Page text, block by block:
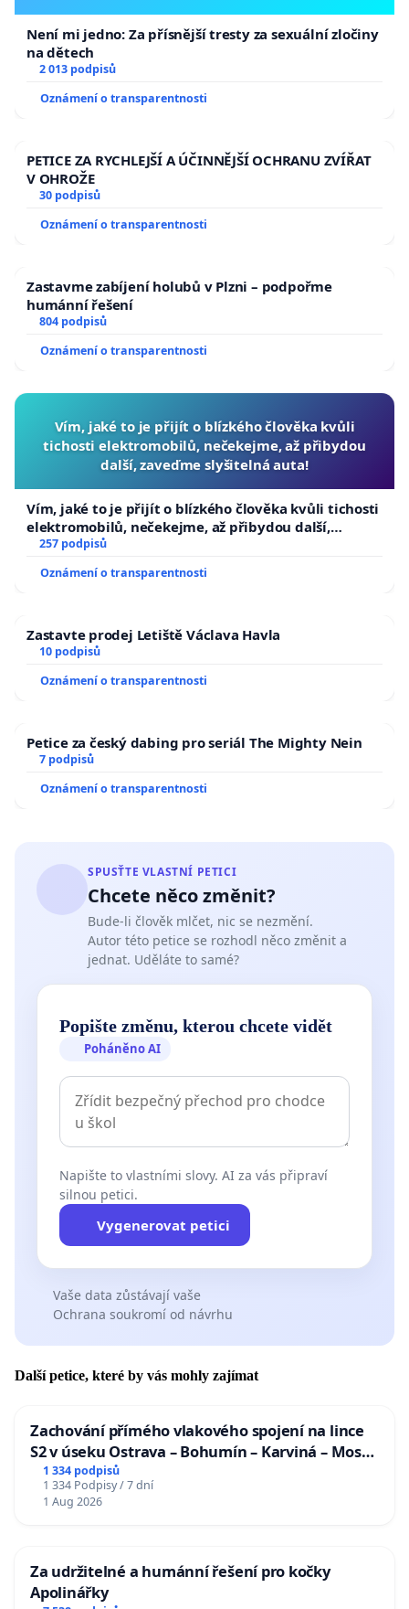
Není mi jedno: Za přísnější tresty za sexuální zločiny
na dětech
2 013 podpisů
Oznámení o transparentnosti
PETICE ZA RYCHLEJŠÍ A ÚČINNĚJŠÍ OCHRANU ZVÍŘAT
V OHROŽE
30 podpisů
Oznámení o transparentnosti
Zastavme zabíjení holubů v Plzni – podpořme
humánní řešení
804 podpisů
Oznámení o transparentnosti
Vím, jaké to je přijít o blízkého člověka kvůli
tichosti elektromobilů, nečekejme, až přibydou
další, zaveďme slyšitelná auta!
Vím, jaké to je přijít o blízkého člověka kvůli tichosti
elektromobilů, nečekejme, až přibydou další,
zaveďme slyšitelná auta!
257 podpisů
Oznámení o transparentnosti
Zastavte prodej Letiště Václava Havla
10 podpisů
Oznámení o transparentnosti
Petice za český dabing pro seriál The Mighty Nein
7 podpisů
Oznámení o transparentnosti
SPUSŤTE VLASTNÍ PETICI
Chcete něco změnit?
Bude-li člověk mlčet, nic se nezmění.
Autor této petice se rozhodl něco změnit a
jednat. Uděláte to samé?
Popište změnu, kterou chcete vidět
Poháněno AI
Napište to vlastními slovy. AI za vás připraví
silnou petici.
Vygenerovat petici
Vaše data zůstávají vaše
Ochrana soukromí od návrhu
Další petice, které by vás mohly zajímat
Zachování přímého vlakového spojení na lince
S2 v úseku Ostrava – Bohumín – Karviná – Mosty
u Jablunkova
1 334 podpisů
1 334 Podpisy / 7 dní
1 Aug 2026
Za udržitelné a humánní řešení pro kočky
Apolinářky